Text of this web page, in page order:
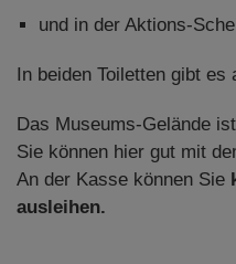
und in der Aktions-
In beiden Toiletten gibt es
Das Museums-Gelände
Sie können hier gut mit
An der Kasse können Sie
ausleihen.